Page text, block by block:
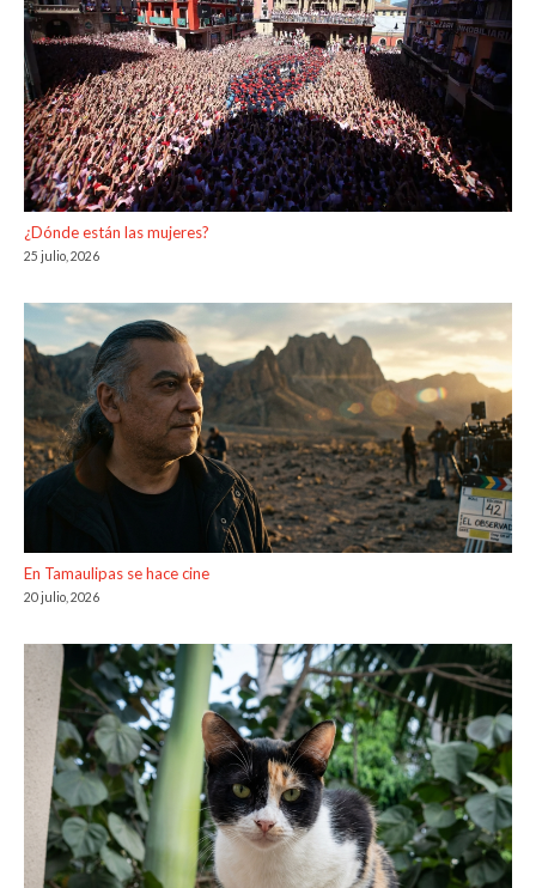
¿Dónde están las mujeres?
25 julio, 2026
En Tamaulipas se hace cine
20 julio, 2026